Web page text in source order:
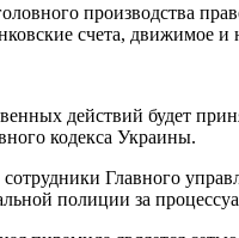
производства
счета, движимое
действий будет
кодекса Украины.
Главного
полиции за